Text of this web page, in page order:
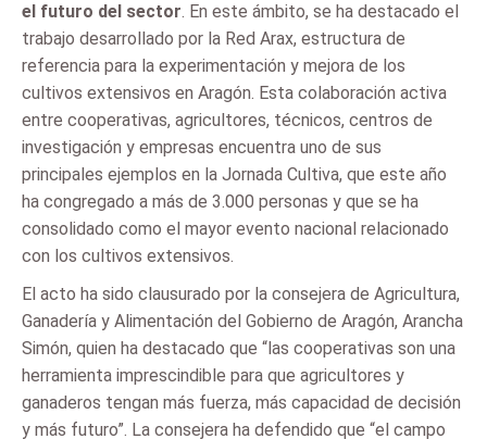
el futuro del sector. En este ámbito, se ha destacado el
trabajo desarrollado por la Red Arax, estructura de
referencia para la experimentación y mejora de los
cultivos extensivos en Aragón. Esta colaboración activa
entre cooperativas, agricultores, técnicos, centros de
investigación y empresas encuentra uno de sus
principales ejemplos en la Jornada Cultiva, que este año
ha congregado a más de 3.000 personas y que se ha
consolidado como el mayor evento nacional relacionado
con los cultivos extensivos.
El acto ha sido clausurado por la consejera de Agricultura,
Ganadería y Alimentación del Gobierno de Aragón, Arancha
Simón, quien ha destacado que “las cooperativas son una
herramienta imprescindible para que agricultores y
ganaderos tengan más fuerza, más capacidad de decisión
y más futuro”. La consejera ha defendido que “el campo